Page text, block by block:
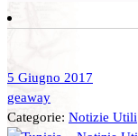
5 Giugno 2017
geaway
Categorie: Notizie Utili